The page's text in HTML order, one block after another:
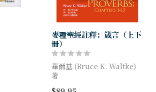
麥種聖經註釋：箴言（上下
冊）
華爾基 (Bruce K. Waltke)
著